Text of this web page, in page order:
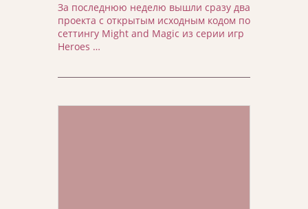
За последнюю неделю вышли сразу два
проекта с открытым исходным кодом по
сеттингу Might and Magic из серии игр
Heroes …